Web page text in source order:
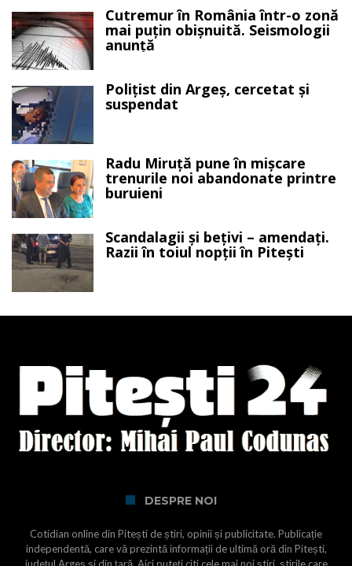
Cutremur în România într-o zonă
mai puțin obișnuită. Seismologii
anunță
Polițist din Argeș, cercetat și
suspendat
Radu Miruță pune în mișcare
trenurile noi abandonate printre
buruieni
Scandalagii și bețivi – amendați.
Razii în toiul nopții în Pitești
DESPRE NOI
Cotidian online din Pitești de știri, opinii și publicitate. Publicație
independentă, care vă prezintă informații de ultimă oră din Pitești,
județul Argeș și din țară. Aici puteți citi cele mai noi știri, știrile care